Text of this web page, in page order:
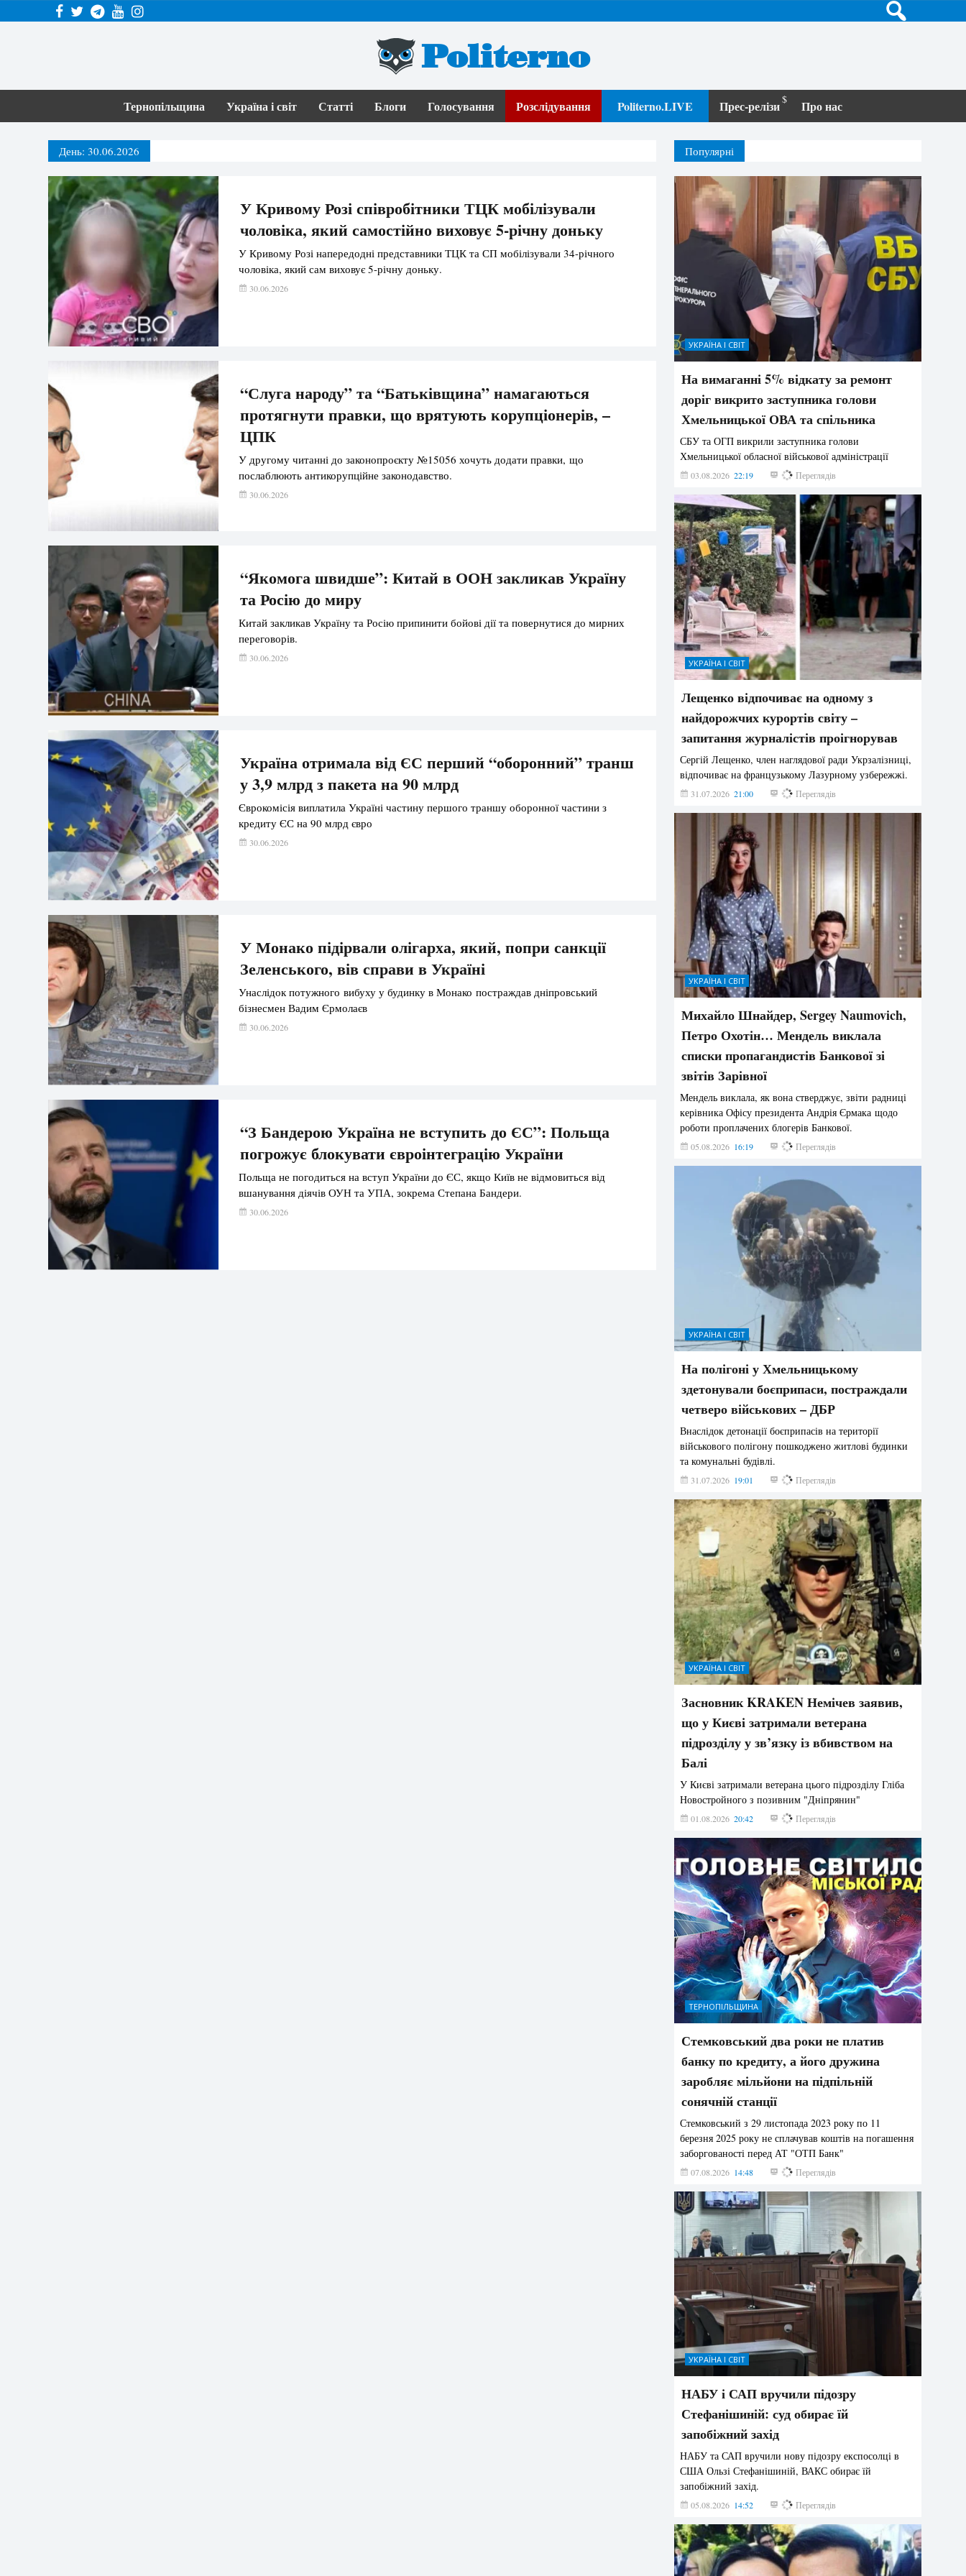
Politerno
Тернопільщина Україна і світ Статті Блоги Голосування Розслідування Politerno.LIVE Прес-релізи Про нас
День: 30.06.2026
У Кривому Розі співробітники ТЦК мобілізували
чоловіка, який самостійно виховує 5-річну доньку
У Кривому Розі напередодні представники ТЦК та СП мобілізували 34-річного
чоловіка, який сам виховує 5-річну доньку.
30.06.2026
“Слуга народу” та “Батьківщина” намагаються
протягнути правки, що врятують корупціонерів, –
ЦПК
У другому читанні до законопроєкту №15056 хочуть додати правки, що
послаблюють антикорупційне законодавство.
30.06.2026
“Якомога швидше”: Китай в ООН закликав Україну
та Росію до миру
Китай закликав Україну та Росію припинити бойові дії та повернутися до мирних
переговорів.
30.06.2026
Україна отримала від ЄС перший “оборонний” транш
у 3,9 млрд з пакета на 90 млрд
Єврокомісія виплатила Україні частину першого траншу оборонної частини з
кредиту ЄС на 90 млрд євро
30.06.2026
У Монако підірвали олігарха, який, попри санкції
Зеленського, вів справи в Україні
Унаслідок потужного вибуху у будинку в Монако постраждав дніпровський
бізнесмен Вадим Єрмолаєв
30.06.2026
“З Бандерою Україна не вступить до ЄС”: Польща
погрожує блокувати євроінтеграцію України
Польща не погодиться на вступ України до ЄС, якщо Київ не відмовиться від
вшанування діячів ОУН та УПА, зокрема Степана Бандери.
30.06.2026
Популярні
УКРАЇНА І СВІТ
На вимаганні 5% відкату за ремонт
доріг викрито заступника голови
Хмельницької ОВА та спільника
СБУ та ОГП викрили заступника голови
Хмельницької обласної військової адміністрації
03.08.2026 22:19 856 Переглядів
УКРАЇНА І СВІТ
Лещенко відпочиває на одному з
найдорожчих курортів світу –
запитання журналістів проігнорував
Сергій Лещенко, член наглядової ради Укрзалізниці,
відпочиває на французькому Лазурному узбережжі.
31.07.2026 21:00 218 Переглядів
УКРАЇНА І СВІТ
Михайло Шнайдер, Sergey Naumovich,
Петро Охотін… Мендель виклала
списки пропагандистів Банкової зі
звітів Зарівної
Мендель виклала, як вона стверджує, звіти радниці
керівника Офісу президента Андрія Єрмака щодо
роботи проплачених блогерів Банкової.
05.08.2026 16:19 211 Переглядів
УКРАЇНА І СВІТ
На полігоні у Хмельницькому
здетонували боєприпаси, постраждали
четверо військових – ДБР
Внаслідок детонації боєприпасів на території
військового полігону пошкоджено житлові будинки
та комунальні будівлі.
31.07.2026 19:01 194 Переглядів
УКРАЇНА І СВІТ
Засновник KRAKEN Немічев заявив,
що у Києві затримали ветерана
підрозділу у зв’язку із вбивством на
Балі
У Києві затримали ветерана цього підрозділу Гліба
Новостройного з позивним "Дніпрянин"
01.08.2026 20:42 186 Переглядів
ТЕРНОПІЛЬЩИНА
Стемковський два роки не платив
банку по кредиту, а його дружина
заробляє мільйони на підпільній
сонячній станції
Стемковський з 29 листопада 2023 року по 11
березня 2025 року не сплачував коштів на погашення
заборгованості перед АТ "ОТП Банк"
07.08.2026 14:48 157 Переглядів
УКРАЇНА І СВІТ
НАБУ і САП вручили підозру
Стефанішиній: суд обирає їй
запобіжний захід
НАБУ та САП вручили нову підозру експосолці в
США Ользі Стефанішиній, ВАКС обирає їй
запобіжний захід.
05.08.2026 14:52 149 Переглядів